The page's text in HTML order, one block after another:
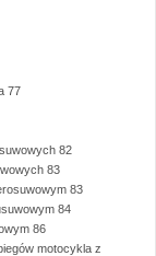
77
82
83
83
84
86
motocykla z